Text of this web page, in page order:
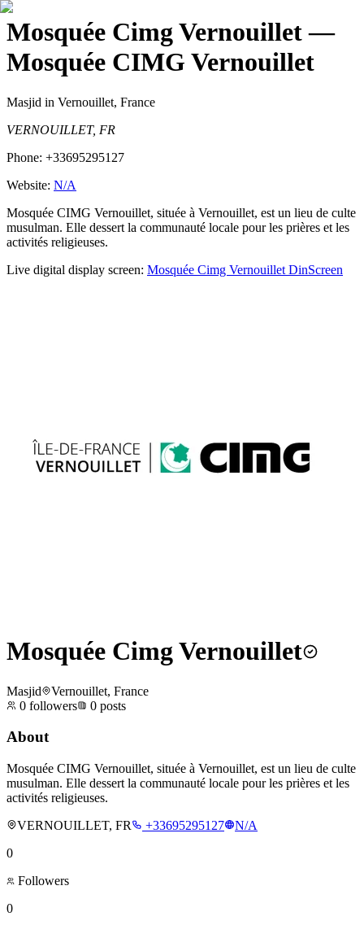
Mosquée Cimg Vernouillet—
Mosquée CIMG Vernouillet
Masjid in Vernouillet, France
VERNOUILLET, FR
Phone: +33695295127
Website: N/A
Mosquée CIMG Vernouillet, située à Vernouillet, est un lieu de culte
musulman. Elle dessert la communauté locale pour les prières et les
activités religieuses.
Live digital display screen: Mosquée Cimg Vernouillet DinScreen
Mosquée Cimg Vernouillet
Masjid
Vernouillet, France
0 followers 0 posts
About
Mosquée CIMG Vernouillet, située à Vernouillet, est un lieu de culte
musulman. Elle dessert la communauté locale pour les prières et les
activités religieuses.
VERNOUILLET, FR
+33695295127
N/A
0
Followers
0